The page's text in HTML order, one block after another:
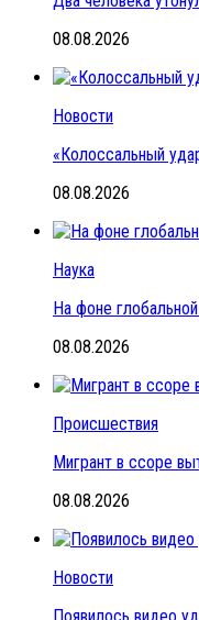
08.08.2026
Новости
«Колоссальный
08.08.2026
Наука
На фоне
08.08.2026
Происшествия
Мигрант в ссоре
08.08.2026
Новости